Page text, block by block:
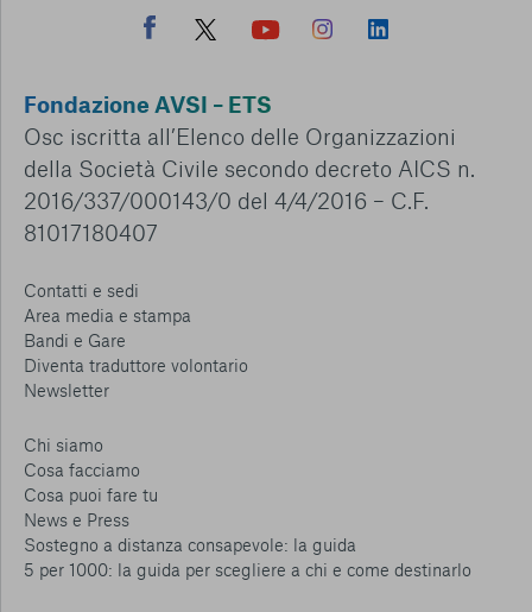
Fondazione AVSI – ETS
Osc iscritta all’Elenco delle Organizzazioni
della Società Civile secondo decreto AICS n.
2016/337/000143/0 del 4/4/2016 – C.F.
81017180407
Contatti e sedi
Area media e stampa
Bandi e Gare
Diventa traduttore volontario
Newsletter
Chi siamo
Cosa facciamo
Cosa puoi fare tu
News e Press
Sostegno a distanza consapevole: la guida
5 per 1000: la guida per scegliere a chi e come destinarlo